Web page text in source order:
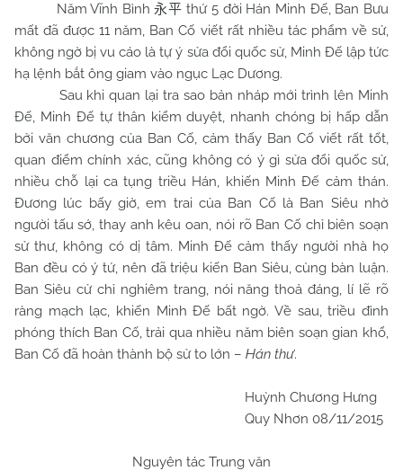
Năm Vĩnh Bình永平 thứ 5 đời Hán Minh Đế, Ban Bưu
mất đã được 11 năm, Ban Cố viết rất nhiều tác phẩm về sử,
không ngờ bị vu cáo là tự ý sửa đổi quốc sử, Minh Đế lập tức
hạ lệnh bắt ông giam vào ngục Lạc Dương.
Sau khi quan lại tra sao bản nháp mới trình lên Minh
Đế, Minh Đế tự thân kiểm duyệt, nhanh chóng bị hấp dẫn
bởi văn chương của Ban Cố, cảm thấy Ban Cố viết rất tốt,
quan điểm chính xác, cũng không có ý gì sửa đổi quốc sử,
nhiều chỗ lại ca tụng triều Hán, khiến Minh Đế cảm thán.
Đương lúc bấy giờ, em trai của Ban Cố là Ban Siêu nhờ
người tấu sớ, thay anh kêu oan, nói rõ Ban Cố chỉ biên soạn
sử thư, không có dị tâm. Minh Đế cảm thấy người nhà họ
Ban đều có ý tứ, nên đã triệu kiến Ban Siêu, cùng bàn luận.
Ban Siêu cử chỉ nghiêm trang, nói năng thoả đáng, lí lẽ rõ
ràng mạch lạc, khiến Minh Đế bất ngờ. Về sau, triều đình
phóng thích Ban Cố, trải qua nhiều năm biên soạn gian khổ,
Ban Cố đã hoàn thành bộ sử to lớn – Hán thư.
Huỳnh Chương Hưng
Quy Nhơn 08/11/2015
Nguyên tác Trung văn